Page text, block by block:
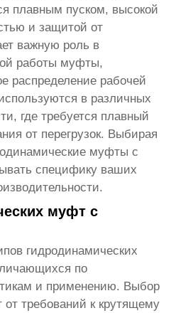
плавным пуском, высокой
и защитой от
важную роль в
работы муфты,
распределение рабочей
в различных
где требуется плавный
от перегрузок. Выбирая
муфты с
специфику ваших
муфт с
гидродинамических
по
и применению. Выбор
от требований к крутящему